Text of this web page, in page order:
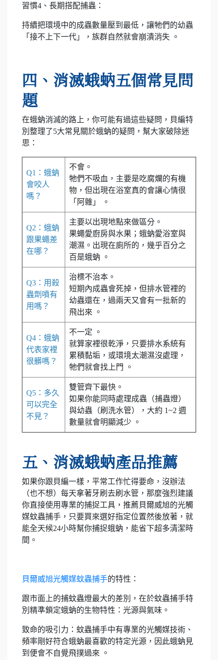
習慣4、長期搭配捕蟲：
持續把環境中的成蟲數量壓到最低，讓牠們的幼蟲
「接不上下一代」，族群自然就會崩潰消失 。
四、消滅蛾蚋五個常見問
題
在蛾蚋消滅的路上，你可能有過這些疑問，貝編特
別整理了5大常見關於蛾蚋的疑問，幫大家破除迷
思：
Q1：蛾蚋
會咬人
嗎？
不會。
牠們不吸血，主要是吃腐爛的有機
物，但出現在浴室真的會讓心情很
「阿雜」 。
Q2：蛾蚋
跟果蠅差
在哪？
主要以出現地點來做區分。
果蠅愛廚房與水果；蛾蚋愛浴室與
潮濕。出現在廁所的，幾乎百分之
百是蛾蚋 。
Q3：用殺
蟲劑噴有
用嗎？
治標不治本。
短期內成蟲會死掉，但排水管裡的
幼蟲還在，過兩天又會有一批新的
飛出來 。
Q4：蛾蚋
代表家裡
很髒嗎？
不一定 。
就算家裡很乾淨，只要排水系統有
累積黏垢，或環境太潮濕沒處理，
牠們就會找上門 。
Q5：多久
可以完全
不見？
雙管齊下最快。
如果你能同時處理成蟲（捕蟲燈）
與幼蟲（刷洗水管），大約 1~2 週
數量就會明顯減少 。
五、消滅蛾蚋產品推薦
如果你跟貝編一樣，平常工作忙得要命，沒辦法
（也不想）每天拿著牙刷去刷水管，那麼強烈建議
你直接使用專業的捕捉工具，推薦貝爾威旭的光觸
媒蚊蟲捕手，只要買來選好指定位置然後放著，就
能全天候24小時幫你捕捉蛾蚋，能省下超多清潔時
間。
貝爾威旭光觸媒蚊蟲捕手的特性：
跟市面上的捕蚊蟲燈最大的差別，在於蚊蟲捕手特
別精準鎖定蛾蚋的生物特性：光源與氣味。
致命的吸引力：蚊蟲捕手中有專業的光觸媒技術、
頻率剛好符合蛾蚋最喜歡的特定光源，因此蛾蚋見
到便會不自覺飛撲過來 。